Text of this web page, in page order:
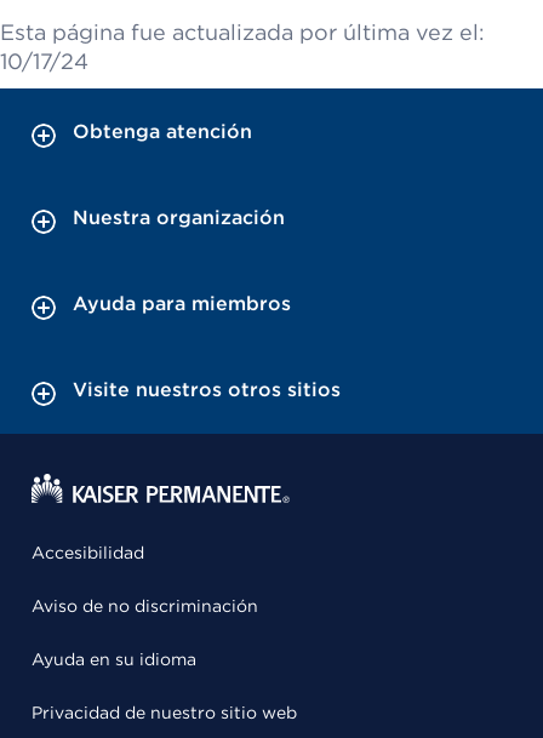
Esta página fue actualizada por última vez el:
10/17/24
Obtenga atención
Nuestra organización
Ayuda para miembros
Visite nuestros otros sitios
Accesibilidad
Aviso de no discriminación
Ayuda en su idioma
Privacidad de nuestro sitio web